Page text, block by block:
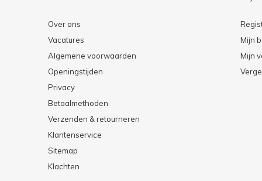
Over ons
Vacatures
Algemene voorwaarden
Openingstijden
Privacy
Betaalmethoden
Verzenden & retourneren
Klantenservice
Sitemap
Klachten
Mijn
Mijn